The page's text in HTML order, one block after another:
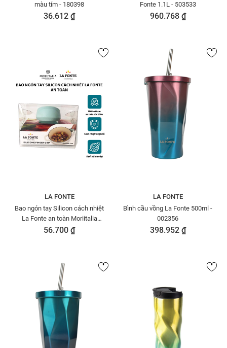
màu tím - 180398
36.612 ₫
Fonte 1.1L - 503533
960.768 ₫
LA FONTE
Bao ngón tay Silicon cách nhiệt
La Fonte an toàn Moriitalia
000990
56.700 ₫
LA FONTE
Bình cầu vồng La Fonte 500ml -
002356
398.952 ₫